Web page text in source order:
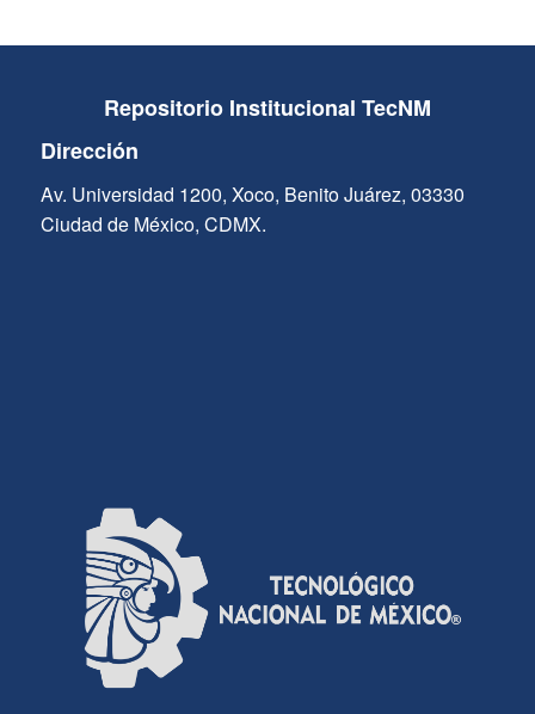
Repositorio Institucional TecNM
Dirección
Av. Universidad 1200, Xoco, Benito Juárez, 03330
Ciudad de México, CDMX.